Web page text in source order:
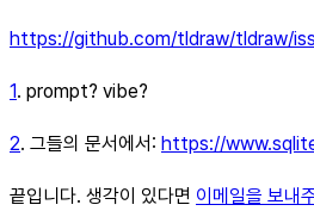
https://github.com/tldraw/tldraw/
1. prompt? vibe?
2. 그들의 문서에서: https://
끝입니다. 생각이 있다면 이메일을 보내